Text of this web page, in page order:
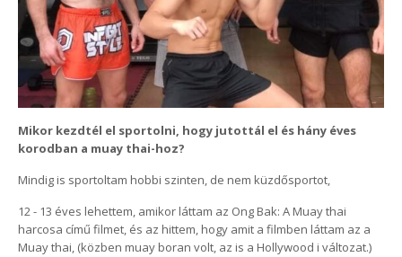
Mikor kezdtél el sportolni, hogy jutottál el és hány éves
korodban a muay thai-hoz?
Mindig is sportoltam hobbi szinten, de nem küzdősportot,
12 - 13 éves lehettem, amikor láttam az Ong Bak: A Muay thai
harcosa című filmet, és az hittem, hogy amit a filmben láttam az a
Muay thai, (közben muay boran volt, az is a Hollywood i változat.)